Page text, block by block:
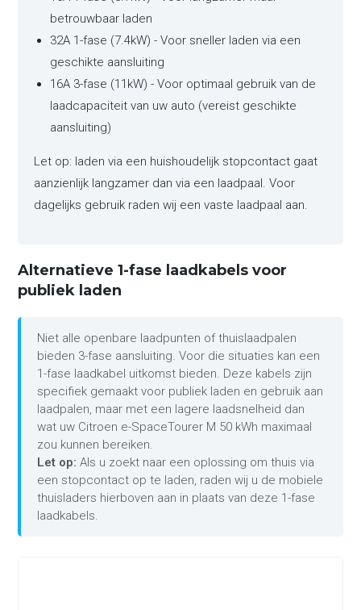
betrouwbaar laden
32A 1-fase (7.4kW) - Voor sneller laden via een
geschikte aansluiting
16A 3-fase (11kW) - Voor optimaal gebruik van de
laadcapaciteit van uw auto (vereist geschikte
aansluiting)
Let op: laden via een huishoudelijk stopcontact gaat
aanzienlijk langzamer dan via een laadpaal. Voor
dagelijks gebruik raden wij een vaste laadpaal aan.
Alternatieve 1-fase laadkabels voor
publiek laden
Niet alle openbare laadpunten of thuislaadpalen
bieden 3-fase aansluiting. Voor die situaties kan een
1-fase laadkabel uitkomst bieden. Deze kabels zijn
specifiek gemaakt voor publiek laden en gebruik aan
laadpalen, maar met een lagere laadsnelheid dan
wat uw Citroen e-SpaceTourer M 50 kWh maximaal
zou kunnen bereiken.
Let op: Als u zoekt naar een oplossing om thuis via
een stopcontact op te laden, raden wij u de mobiele
thuisladers hierboven aan in plaats van deze 1-fase
laadkabels.